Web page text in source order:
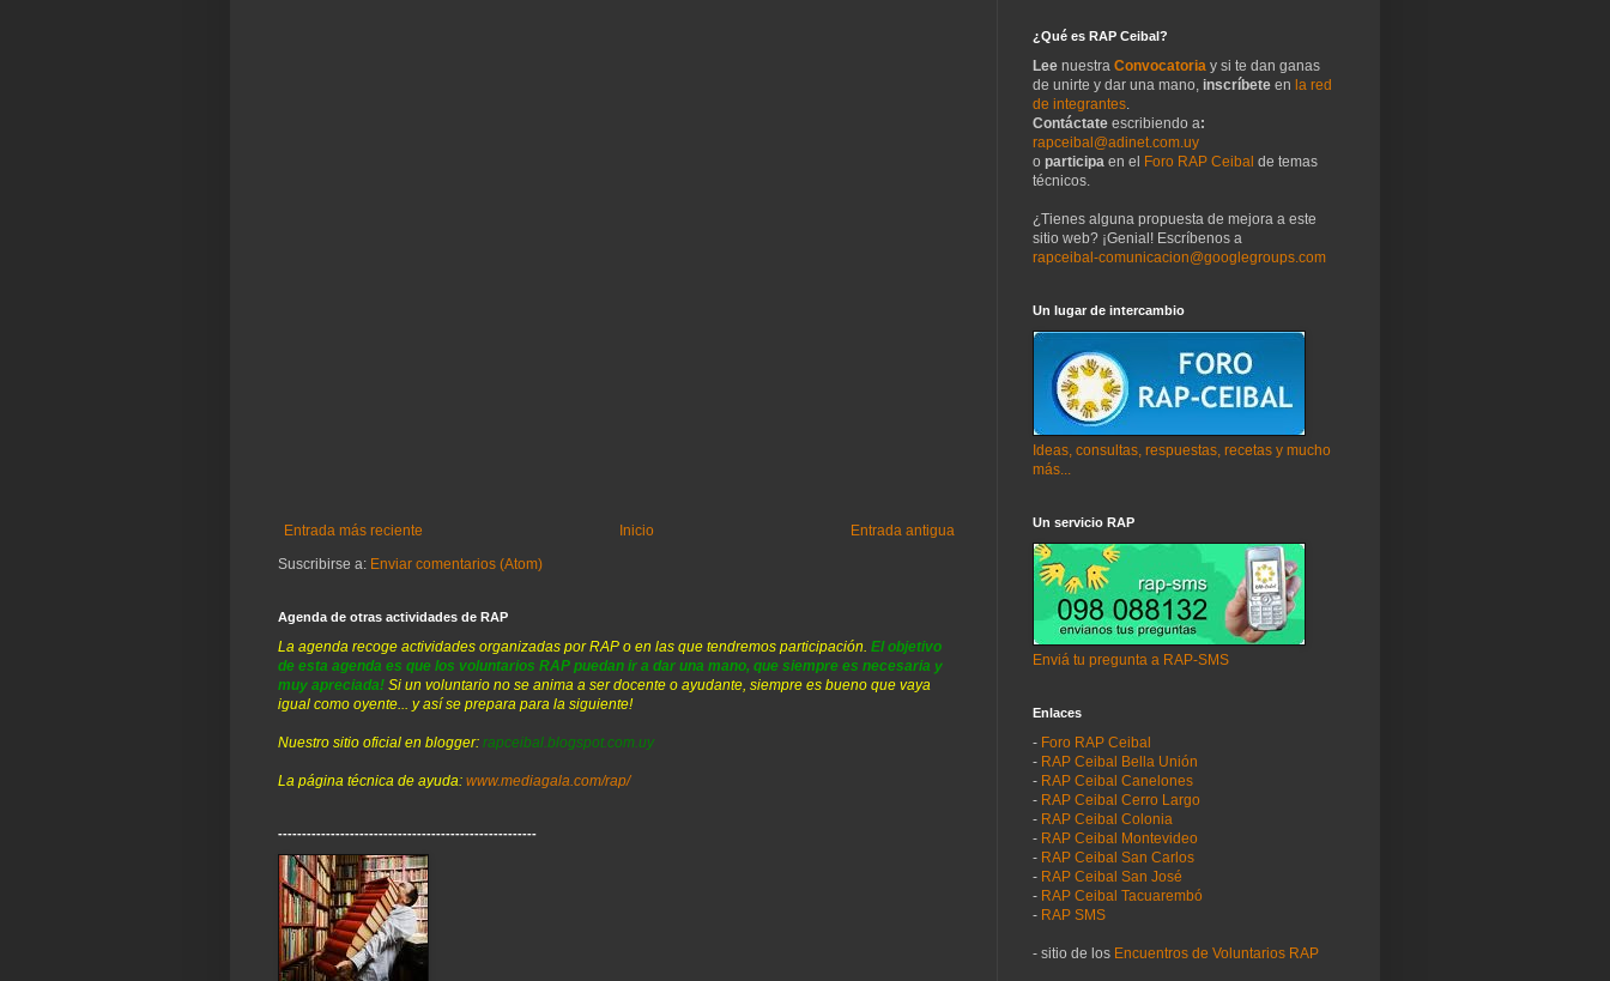
Entrada más reciente Entrada antigua
Inicio
Suscribirse a: Enviar comentarios (Atom)
Agenda de otras actividades de RAP
La agenda recoge actividades organizadas por RAP o en las que tendremos participación. El objetivo
de esta agenda es que los voluntarios RAP puedan ir a dar una mano, que siempre es necesaria y
muy apreciada! Si un voluntario no se anima a ser docente o ayudante, siempre es bueno que vaya
igual como oyente... y así se prepara para la siguiente!
Nuestro sitio oficial en blogger: rapceibal.blogspot.com.uy
La página técnica de ayuda: www.mediagala.com/rap/
------------------------------------------------------
¿Qué es RAP Ceibal?
Lee nuestra Convocatoria y si te dan ganas
de unirte y dar una mano, inscríbete en la red
de integrantes
Contáctate escribiendo a:
rapceibal@adinet.com.uy
o participa en el Foro RAP Ceibal de temas
técnicos.
¿Tienes alguna propuesta de mejora a este
sitio web? ¡Genial! Escríbenos a
rapceibal-comunicacion@googlegroups.com
Un lugar de intercambio
Ideas, consultas, respuestas, recetas y mucho
más...
Un servicio RAP
Enviá tu pregunta a RAP-SMS
Enlaces
- Foro RAP Ceibal
- RAP Ceibal Bella Unión
- RAP Ceibal Canelones
- RAP Ceibal Cerro Largo
- RAP Ceibal Colonia
- RAP Ceibal Montevideo
- RAP Ceibal San Carlos
- RAP Ceibal San José
- RAP Ceibal Tacuarembó
- RAP SMS
- sitio de los Encuentros de Voluntarios RAP